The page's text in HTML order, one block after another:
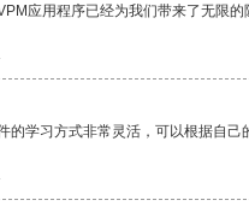
应用程序已经为我们带来了无限的
的学习方式非常灵活，可以根据自己